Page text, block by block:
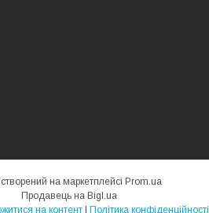
на маркетплейсі Prom.ua
Продавець на Bigl.ua
на контент | Політика конфіденційності